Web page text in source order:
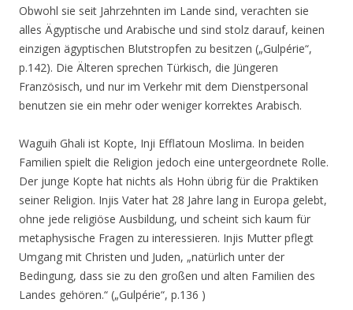
Obwohl sie seit Jahrzehnten im Lande sind, verachten sie
alles Ägyptische und Arabische und sind stolz darauf, keinen
einzigen ägyptischen Blutstropfen zu besitzen („Gulpérie“,
p.142). Die Älteren sprechen Türkisch, die Jüngeren
Französisch, und nur im Verkehr mit dem Dienstpersonal
benutzen sie ein mehr oder weniger korrektes Arabisch.
Waguih Ghali ist Kopte, Inji Efflatoun Moslima. In beiden
Familien spielt die Religion jedoch eine untergeordnete Rolle.
Der junge Kopte hat nichts als Hohn übrig für die Praktiken
seiner Religion. Injis Vater hat 28 Jahre lang in Europa gelebt,
ohne jede religiöse Ausbildung, und scheint sich kaum für
metaphysische Fragen zu interessieren. Injis Mutter pflegt
Umgang mit Christen und Juden, „natürlich unter der
Bedingung, dass sie zu den großen und alten Familien des
Landes gehören.“ („Gulpérie“, p.136 )